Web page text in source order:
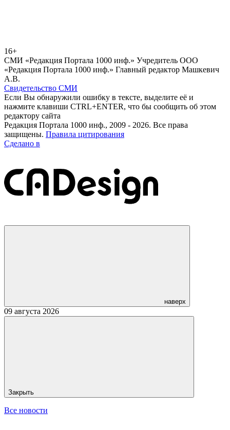
16+
СМИ «Редакция Портала 1000 инф.» Учредитель ООО
«Редакция Портала 1000 инф.» Главный редактор Машкевич
А.В.
Свидетельство СМИ
Если Вы обнаружили ошибку в тексте, выделите её и
нажмите клавиши CTRL+ENTER, что бы сообщить об этом
редактору сайта
Редакция Портала 1000 инф., 2009 - 2026. Все права
защищены. Правила цитирования
Сделано в
наверх
09 августа 2026
Закрыть
Все новости